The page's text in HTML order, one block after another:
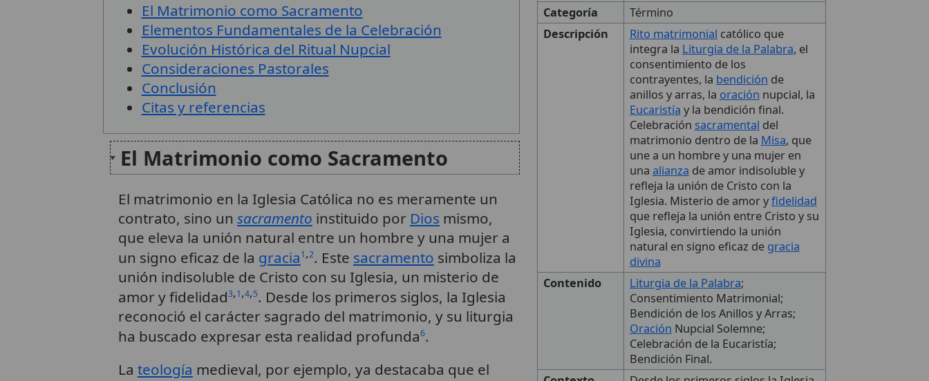
Categoría
Término
Descripción
Rito matrimonial católico que
integra la Liturgia de la Palabra, el
consentimiento de los
contrayentes, la bendición de
anillos y arras, la oración nupcial, la
Eucaristía y la bendición final.
Celebración sacramental del
matrimonio dentro de la Misa, que
une a un hombre y una mujer en
una alianza de amor indisoluble y
refleja la unión de Cristo con la
Iglesia. Misterio de amor yfidelidad
que refleja la unión entre Cristo y su
Iglesia, convirtiendo la unión
natural en signo eficaz de gracia
divina
Contenido
Liturgia de la Palabra;
Consentimiento Matrimonial;
Bendición de los Anillos y Arras;
Oración Nupcial Solemne;
Celebración de la Eucaristía;
Bendición Final.
El Matrimonio como Sacramento
Elementos Fundamentales de la Celebración
Evolución Histórica del Ritual Nupcial
Consideraciones Pastorales
Conclusión
Citas y referencias
El Matrimonio como Sacramento
El matrimonio en la Iglesia Católica no es meramente un
contrato, sino un sacramento instituido por Dios mismo,
que eleva la unión natural entre un hombre y una mujer a
un signo eficaz de la gracia1,2. Este sacramento simboliza la
unión indisoluble de Cristo con su Iglesia, un misterio de
amor y fidelidad3,1,4,5. Desde los primeros siglos, la Iglesia
reconoció el carácter sagrado del matrimonio, y su liturgia
ha buscado expresar esta realidad profunda6.
La teología medieval, por ejemplo, ya destacaba que el